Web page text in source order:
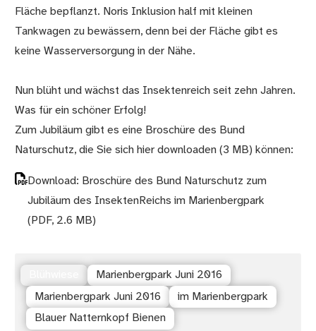
Fläche bepflanzt. Noris Inklusion half mit kleinen
Tankwagen zu bewässern, denn bei der Fläche gibt es
keine Wasserversorgung in der Nähe.
Nun blüht und wächst das Insektenreich seit zehn Jahren.
Was für ein schöner Erfolg!
Zum Jubiläum gibt es eine Broschüre des Bund
Naturschutz, die Sie sich hier downloaden (3 MB) können:
Download: Broschüre des Bund Naturschutz zum
Jubiläum des InsektenReichs im Marienbergpark
(PDF, 2.6 MB)
Marienbergpark Juni 2016
Marienbergpark Juni 2016
im Marienbergpark
Blauer Natternkopf Bienen